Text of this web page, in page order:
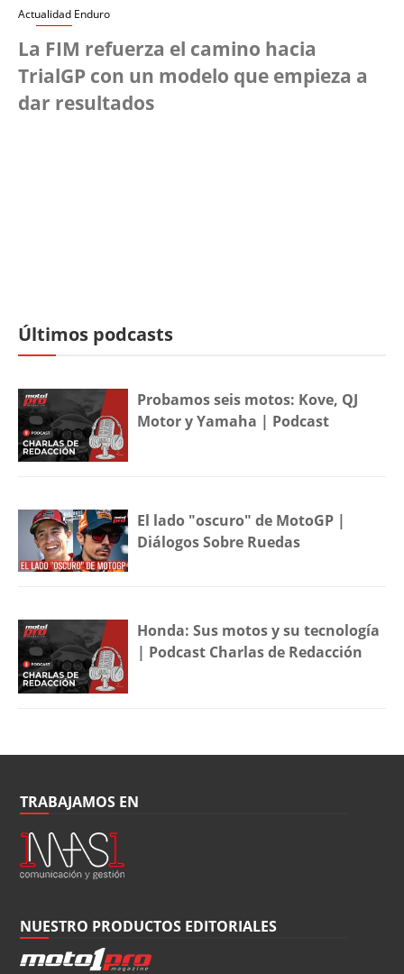
Actualidad Enduro
La FIM refuerza el camino hacia
TrialGP con un modelo que empieza a
dar resultados
Últimos podcasts
Probamos seis motos: Kove, QJ
Motor y Yamaha | Podcast
El lado "oscuro" de MotoGP |
Diálogos Sobre Ruedas
Honda: Sus motos y su tecnología
| Podcast Charlas de Redacción
TRABAJAMOS EN
NUESTRO PRODUCTOS EDITORIALES